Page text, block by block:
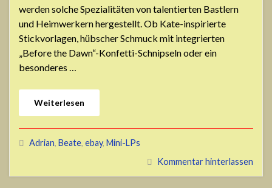
werden solche Spezialitäten von talentierten Bastlern
und Heimwerkern hergestellt. Ob Kate-inspirierte
Stickvorlagen, hübscher Schmuck mit integrierten
„Before the Dawn“-Konfetti-Schnipseln oder ein
besonderes …
Weiterlesen
Adrian, Beate, ebay, Mini-LPs
Kommentar hinterlassen